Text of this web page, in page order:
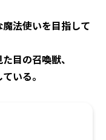
法使いを目指して
目の召喚獣、
いる。